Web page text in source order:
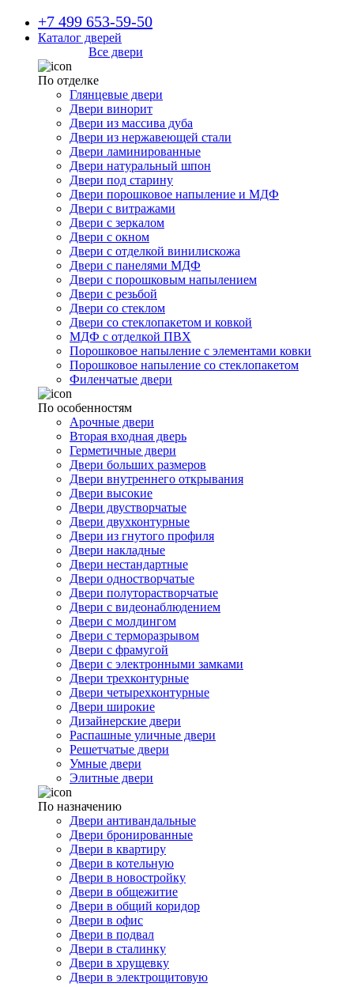
+7 499 653-59-50
Каталог дверей
Все двери
По отделке
Глянцевые двери
Двери винорит
Двери из массива дуба
Двери из нержавеющей стали
Двери ламинированные
Двери натуральный шпон
Двери под старину
Двери порошковое напыление и МДФ
Двери с витражами
Двери с зеркалом
Двери с окном
Двери с отделкой винилискожа
Двери с панелями МДФ
Двери с порошковым напылением
Двери с резьбой
Двери со стеклом
Двери со стеклопакетом и ковкой
МДФ с отделкой ПВХ
Порошковое напыление с элементами ковки
Порошковое напыление со стеклопакетом
Филенчатые двери
По особенностям
Арочные двери
Вторая входная дверь
Герметичные двери
Двери больших размеров
Двери внутреннего открывания
Двери высокие
Двери двустворчатые
Двери двухконтурные
Двери из гнутого профиля
Двери накладные
Двери нестандартные
Двери одностворчатые
Двери полуторастворчатые
Двери с видеонаблюдением
Двери с молдингом
Двери с терморазрывом
Двери с фрамугой
Двери с электронными замками
Двери трехконтурные
Двери четырехконтурные
Двери широкие
Дизайнерские двери
Распашные уличные двери
Решетчатые двери
Умные двери
Элитные двери
По назначению
Двери антивандальные
Двери бронированные
Двери в квартиру
Двери в котельную
Двери в новостройку
Двери в общежитие
Двери в общий коридор
Двери в офис
Двери в подвал
Двери в сталинку
Двери в хрущевку
Двери в электрощитовую